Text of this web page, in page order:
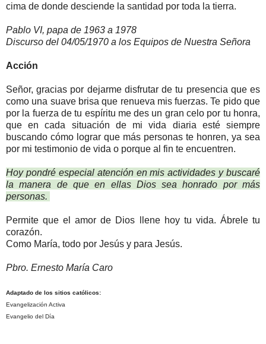
cima de donde desciende la santidad por toda la tierra.
Pablo VI, papa de 1963 a 1978
Discurso del 04/05/1970 a los Equipos de Nuestra Señora
Acción
Señor, gracias por dejarme disfrutar de tu presencia que es
como una suave brisa que renueva mis fuerzas. Te pido que
por la fuerza de tu espíritu me des un gran celo por tu honra,
que en cada situación de mi vida diaria esté siempre
buscando cómo lograr que más personas te honren, ya sea
por mi testimonio de vida o porque al fin te encuentren.
Hoy pondré especial atención en mis actividades y buscaré
la manera de que en ellas Dios sea honrado por más
personas.
Permite que el amor de Dios llene hoy tu vida. Ábrele tu
corazón.
Como María, todo por Jesús y para Jesús.
Pbro. Ernesto María Caro
Adaptado de los sitios católicos:
Evangelización Activa
Evangelio del Día